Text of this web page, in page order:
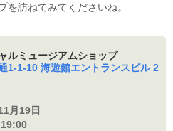
を訪ねてみてくださいね。
ルミュージアムショップ
1-1-10 海遊館エントランスビル 2
月19日